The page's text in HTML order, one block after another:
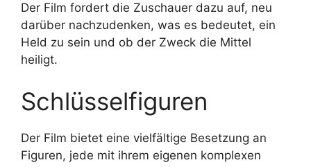
Der Film fordert die Zuschauer dazu auf, neu
darüber nachzudenken, was es bedeutet, ein
Held zu sein und ob der Zweck die Mittel
heiligt.
Schlüsselfiguren
Der Film bietet eine vielfältige Besetzung an
Figuren, jede mit ihrem eigenen komplexen